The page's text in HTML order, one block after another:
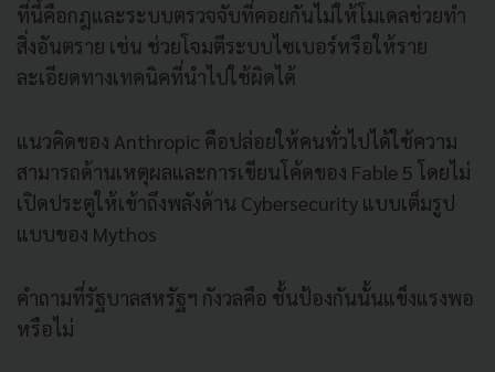
ที่นี้คือกฎและระบบตรวจจับที่คอยกันไม่ให้โมเดลช่วยทำ
สิ่งอันตราย เช่น ช่วยโจมตีระบบไซเบอร์หรือให้ราย
ละเอียดทางเทคนิคที่นำไปใช้ผิดได้
แนวคิดของ Anthropic คือปล่อยให้คนทั่วไปได้ใช้ความ
สามารถด้านเหตุผลและการเขียนโค้ดของ Fable 5 โดยไม่
เปิดประตูให้เข้าถึงพลังด้าน Cybersecurity แบบเต็มรูป
แบบของ Mythos
คำถามที่รัฐบาลสหรัฐฯ กังวลคือ ชั้นป้องกันนั้นแข็งแรงพอ
หรือไม่